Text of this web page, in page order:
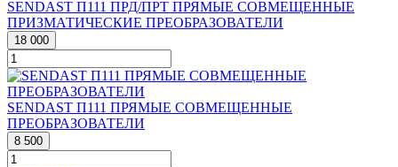
SENDAST П111 ПРД/ПРТ ПРЯМЫЕ СОВМЕЩЕННЫЕ
ПРИЗМАТИЧЕСКИЕ ПРЕОБРАЗОВАТЕЛИ
18 000
SENDAST П111 ПРЯМЫЕ СОВМЕЩЕННЫЕ
ПРЕОБРАЗОВАТЕЛИ
8 500